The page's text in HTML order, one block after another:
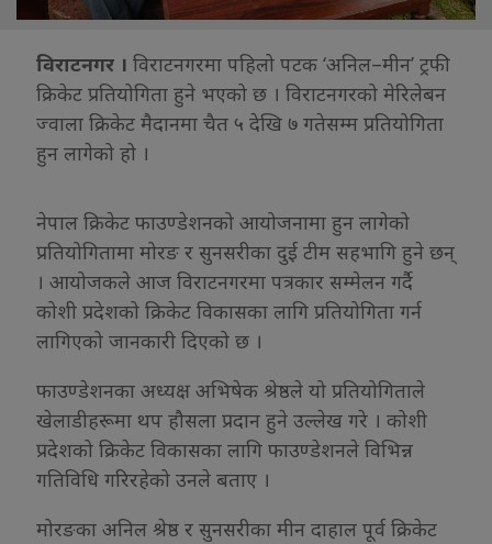
विराटनगर । विराटनगरमा पहिलो पटक ‘अनिल–मीन’ ट्रफी
क्रिकेट प्रतियोगिता हुने भएको छ । विराटनगरको मेरिलेबन
ज्वाला क्रिकेट मैदानमा चैत ५ देखि ७ गतेसम्म प्रतियोगिता
हुन लागेको हो ।
नेपाल क्रिकेट फाउण्डेशनको आयोजनामा हुन लागेको
प्रतियोगितामा मोरङ र सुनसरीका दुई टीम सहभागि हुने छन्
। आयोजकले आज विराटनगरमा पत्रकार सम्मेलन गर्दै
कोशी प्रदेशको क्रिकेट विकासका लागि प्रतियोगिता गर्न
लागिएको जानकारी दिएको छ ।
फाउण्डेशनका अध्यक्ष अभिषेक श्रेष्ठले यो प्रतियोगिताले
खेलाडीहरूमा थप हौसला प्रदान हुने उल्लेख गरे । कोशी
प्रदेशको क्रिकेट विकासका लागि फाउण्डेशनले विभिन्न
गतिविधि गरिरहेको उनले बताए ।
मोरङका अनिल श्रेष्ठ र सुनसरीका मीन दाहाल पूर्व क्रिकेट